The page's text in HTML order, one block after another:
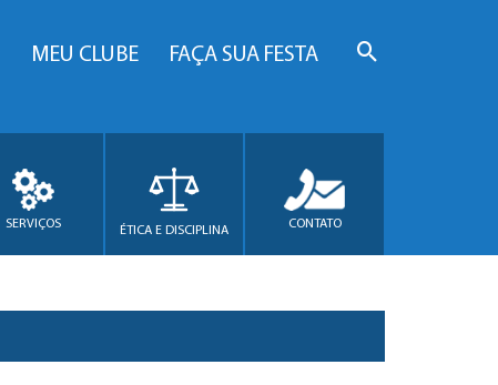
MEU CLUBE FAÇA SUA FESTA
SERVIÇOS ÉTICA E DISCIPLINA CONTATO